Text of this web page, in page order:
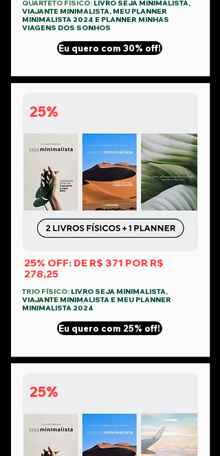
QUARTETO FÍSICO:LIVRO SEJA MINIMALISTA,
VIAJANTE MINIMALISTA, MEU PLANNER
MINIMALISTA 2024 E PLANNER MINHAS
VIAGENS DOS SONHOS
Eu quero com 30% off!
25%
25% OFF: DE R$ 371 POR R$
278,25
TRIO FÍSICO:LIVRO SEJA MINIMALISTA,
VIAJANTE MINIMALISTA E MEU PLANNER
MINIMALISTA 2024
Eu quero com 25% off!
25%